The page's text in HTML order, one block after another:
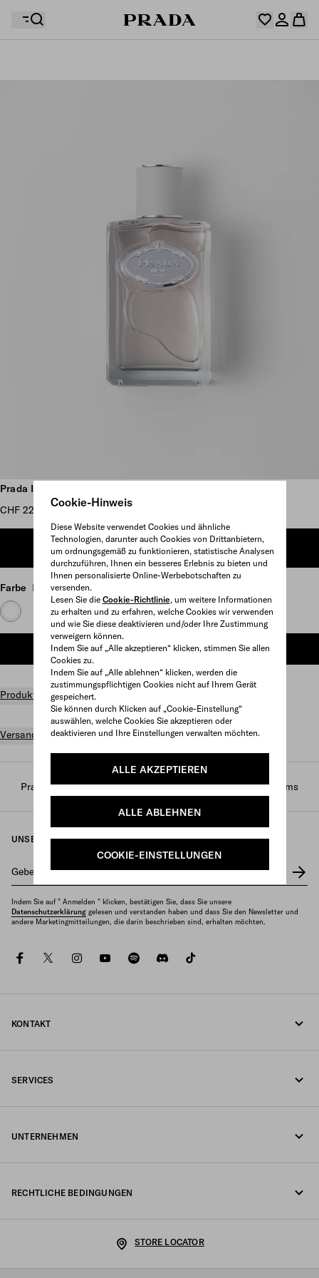
Cookie-Hinweis
Diese Website verwendet Cookies und ähnliche
Technologien, darunter auch Cookies von Drittanbietern,
um ordnungsgemäß zu funktionieren, statistische Analysen
durchzuführen, Ihnen ein besseres Erlebnis zu bieten und
Ihnen personalisierte Online-Werbebotschaften zu
versenden.
Lesen Sie die Cookie-Richtlinie, um weitere Informationen
zu erhalten und zu erfahren, welche Cookies wir verwenden
und wie Sie diese deaktivieren und/oder Ihre Zustimmung
verweigern können.
Indem Sie auf „Alle akzeptieren“ klicken, stimmen Sie allen
Cookies zu.
Indem Sie auf „Alle ablehnen“ klicken, werden die
zustimmungspflichtigen Cookies nicht auf Ihrem Gerät
gespeichert.
Sie können durch Klicken auf „Cookie-Einstellung“
auswählen, welche Cookies Sie akzeptieren oder
deaktivieren und Ihre Einstellungen verwalten möchten.
ALLE AKZEPTIEREN
ALLE ABLEHNEN
COOKIE-EINSTELLUNGEN
Weitere Bilder anzeigen
Prada Infusion de Cèdre EDP 100 ml
CHF 220
ZUM WARENKORB HINZUFÜGEN
Farbe Neutral
ZUM WARENKORB HINZUFÜGEN
Produktdetails
Versand und Rückgabe gratis
Prada / Parfums und beauty / Parfums / Damen-parfums
UNSEREN NEWSLETTER ERHALTEN
Geben Sie Ihre E-Mail-Adresse ein*
Indem Sie auf " Anmelden " klicken, bestätigen Sie, dass Sie unsere
Datenschutzerklärung gelesen und verstanden haben und dass Sie den Newsletter und
andere Marketingmitteilungen, die darin beschrieben sind, erhalten möchten.
facebooktwitterinstagramyoutubespotifydiscord
KONTAKT
SERVICES
UNTERNEHMEN
RECHTLICHE BEDINGUNGEN
STORE LOCATOR